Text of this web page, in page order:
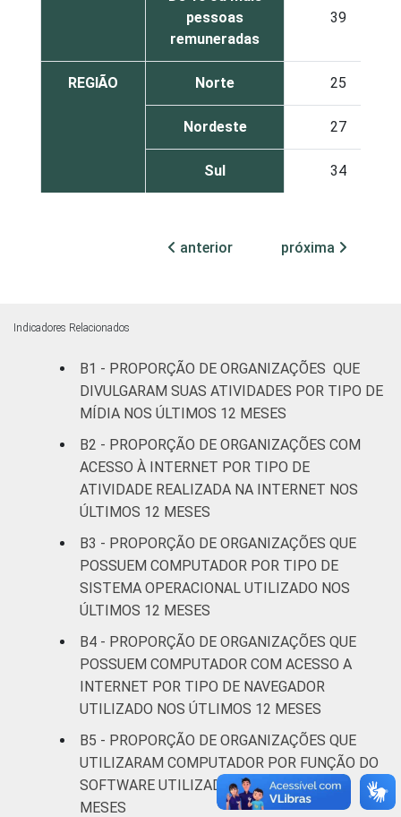
pessoas
remuneradas
39
REGIÃO Norte 25
Nordeste 27
Sul 34
Centro-Oeste 36
FIM
sindicais
Cultura e
recreação
Educação, e
Pesquisa
36
Desenvolvimento
e Defesa de
Direitos
30
Saúde e
assistência
social
Outros 41
* Base: 2245 organizações sem fins
anterior próxima
Indicadores Relacionados
B1 - PROPORÇÃO DE ORGANIZAÇÕES QUE
DIVULGARAM SUAS ATIVIDADES POR TIPO DE
MÍDIA NOS ÚLTIMOS 12 MESES
B2 - PROPORÇÃO DE ORGANIZAÇÕES COM
ACESSO À INTERNET POR TIPO DE
ATIVIDADE REALIZADA NA INTERNET NOS
ÚLTIMOS 12 MESES
B3 - PROPORÇÃO DE ORGANIZAÇÕES QUE
POSSUEM COMPUTADOR POR TIPO DE
SISTEMA OPERACIONAL UTILIZADO NOS
ÚLTIMOS 12 MESES
B4 - PROPORÇÃO DE ORGANIZAÇÕES QUE
POSSUEM COMPUTADOR COM ACESSO A
INTERNET POR TIPO DE NAVEGADOR
UTILIZADO NOS ÚTLIMOS 12 MESES
B5 - PROPORÇÃO DE ORGANIZAÇÕES QUE
UTILIZARAM COMPUTADOR POR FUNÇÃO DO
SOFTWARE UTILIZADO NOS ÚLTIMOS 12
MESES